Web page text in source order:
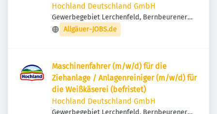
Hochland Deutschland GmbH
Gewerbegebiet Lerchenfeld, Bernbeurener
Str. 14, 86956 Schongau, Deutschland
Allgäuer-JOBS.de
Maschinenfahrer (m/w/d) für die
Ziehanlage / Anlagenreiniger (m/w/d) für
die Weißkäserei (befristet)
Hochland Deutschland GmbH
Gewerbegebiet Lerchenfeld, Bernbeurener